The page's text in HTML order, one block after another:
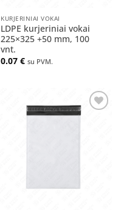
KURJERINIAI VOKAI
LDPE kurjeriniai vokai
225×325 +50 mm, 100
vnt.
0.07€ su PVM.